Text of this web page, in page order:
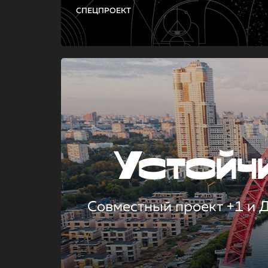
СПЕЦПРОЕКТ
Совместный проект +1 и